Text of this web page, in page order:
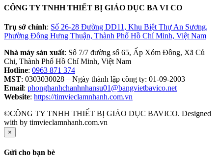
CÔNG TY TNHH THIẾT BỊ GIÁO DỤC BA VI CO
Trụ sở chính: Số 26-28 Đường DD11, Khu Biệt Thự An Sương,
Phường Đông Hưng Thuận, Thành Phố Hồ Chí Minh, Việt Nam
Nhà máy sản xuất: Số 7/7 đường số 65, Ấp Xóm Đồng, Xã Củ
Chi, Thành Phố Hồ Chí Minh, Việt Nam
Hotline: 0963 871 374
MST: 0303030028 – Ngày thành lập công ty: 01-09-2003
Email: phonghanhchanhnhansu01@bangvietbavico.net
Website: https://timvieclamnhanh.com.vn
©CÔNG TY TNHH THIẾT BỊ GIÁO DỤC BAVICO. Designed
with by timvieclamnhanh.com.vn
×
Gửi cho bạn bè